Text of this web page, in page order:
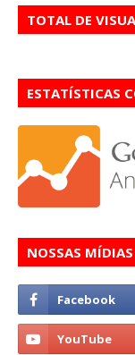
TOTAL DE
ESTATÍSTICAS
NOSSAS